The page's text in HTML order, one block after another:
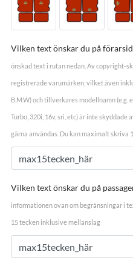
Vilken text önskar du på
önskad text i rutan nedan. Av copyright-
registrerade varumärken, vilket även
B.M.W) och tillverkares modellnamn (e.g.
Turbo, 320i, 16v, sri, etc) är inte skyddade
gärna användas. Du kan maximalt skriva
Vilken text önskar du på
informationen ovan om begränsningar i
15 tecken inklusive mellanslag